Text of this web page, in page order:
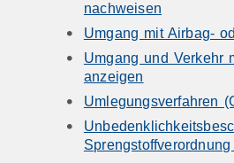
nachweisen
Umgang mit Airbag-
Umgang und Verkehr
anzeigen
Umlegungsverfahren